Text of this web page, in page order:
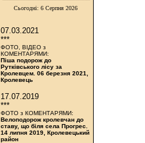
Сьогодні: 6 Серпня 2026
07.03.2021
***
ФОТО, ВІДЕО з
КОМЕНТАРЯМИ:
Піша подорож до
Рутківського лісу за
Кролевцем. 06 березня 2021,
Кролевець
17.07.2019
***
ФОТО з КОМЕНТАРЯМИ:
Велоподорож кролевчан до
ставу, що біля села Прогрес.
14 липня 2019, Кролевецький
район